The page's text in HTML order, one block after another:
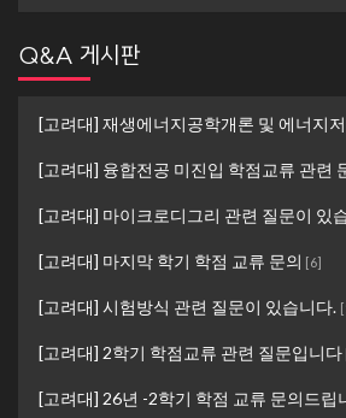
Q&A 게시판
[고려대] 재생에너지공학개론 및 에너지
[고려대] 융합전공 미진입 학점교류 관련
[고려대] 마이크로디그리 관련 질문이 있
[고려대] 마지막 학기 학점 교류 문의 [6]
[고려대] 시험방식 관련 질문이 있습니다. [
[고려대] 2학기 학점교류 관련 질문입니다
[고려대] 26년 -2학기 학점 교류 문의드립